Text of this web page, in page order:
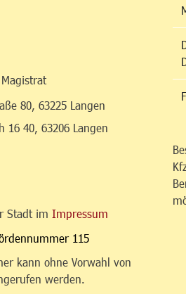
Navigation
80 63225 Langen
16 40, 63206 Langen
Stadt im Impressum
115
kann ohne Vorwahl von
werden.